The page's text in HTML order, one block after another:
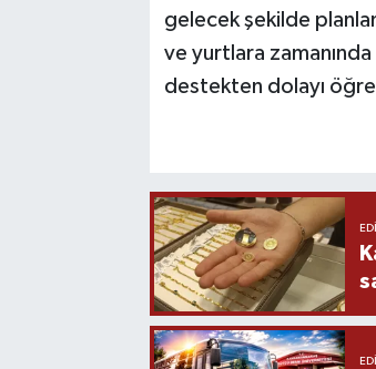
gelecek şekilde
ve yurtlara zamanında
destekten dolayı